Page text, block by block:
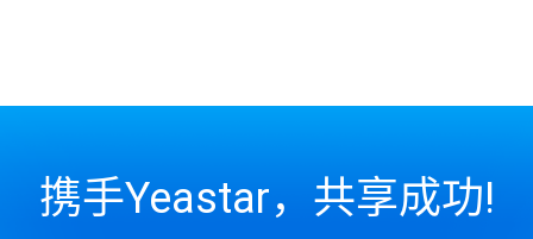
携手Yeastar，共享成功!